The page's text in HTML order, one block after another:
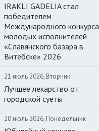
IRAKLI GADELIA стал
победителем
Международного конкурса
молодых исполнителей
«Славянского базара в
Витебске» 2026
21 июль 2026, Вторник
Лучшее лекарство от
городской суеты
20 июль 2026, Понедельник